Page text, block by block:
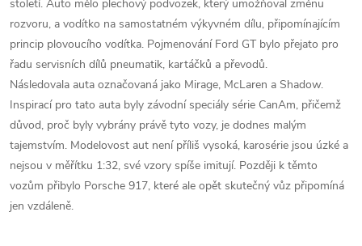
století. Auto mělo plechový podvozek, který umožňoval změnu
rozvoru, a vodítko na samostatném výkyvném dílu, připomínajícím
princip plovoucího vodítka. Pojmenování Ford GT bylo přejato pro
řadu servisních dílů pneumatik, kartáčků a převodů.
Následovala auta označovaná jako Mirage, McLaren a Shadow.
Inspirací pro tato auta byly závodní speciály série CanAm, přičemž
důvod, proč byly vybrány právě tyto vozy, je dodnes malým
tajemstvím. Modelovost aut není příliš vysoká, karosérie jsou úzké a
nejsou v měřítku 1:32, své vzory spíše imitují. Později k těmto
vozům přibylo Porsche 917, které ale opět skutečný vůz připomíná
jen vzdáleně.